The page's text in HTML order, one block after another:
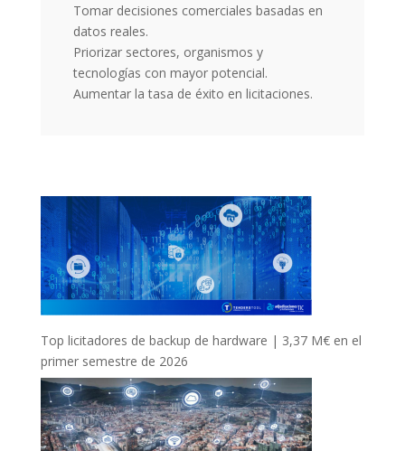
Tomar decisiones comerciales basadas en
datos reales.
Priorizar sectores, organismos y
tecnologías con mayor potencial.
Aumentar la tasa de éxito en licitaciones.
Top licitadores de backup de hardware | 3,37 M€ en el
primer semestre de 2026